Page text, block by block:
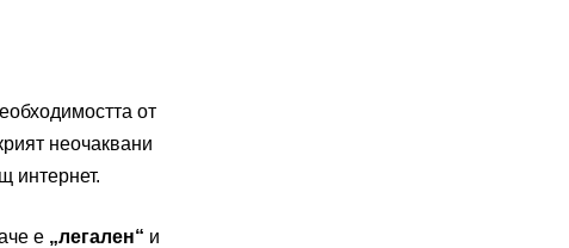
от
неочаквани
интернет.
е „легален“ и